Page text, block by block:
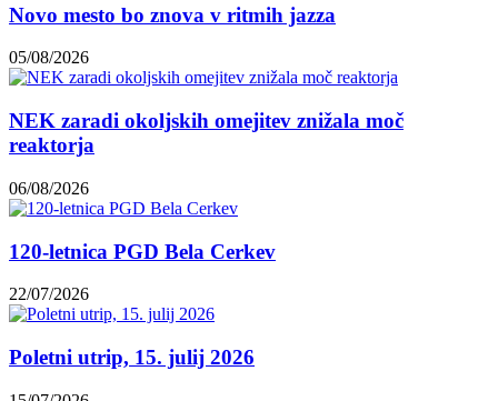
Novo mesto bo znova v ritmih jazza
05/08/2026
NEK zaradi okoljskih omejitev znižala moč
reaktorja
06/08/2026
120-letnica PGD Bela Cerkev
22/07/2026
Poletni utrip, 15. julij 2026